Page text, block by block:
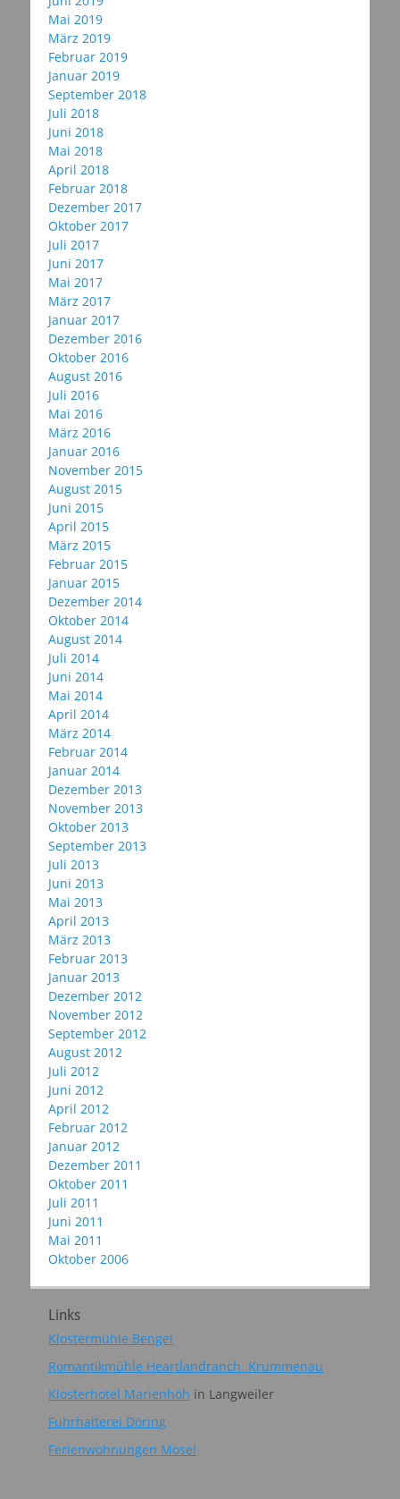
Mai 2019
März 2019
Februar 2019
Januar 2019
September 2018
Juli 2018
Juni 2018
Mai 2018
April 2018
Februar 2018
Dezember 2017
Oktober 2017
Juli 2017
Juni 2017
Mai 2017
März 2017
Januar 2017
Dezember 2016
Oktober 2016
August 2016
Juli 2016
Mai 2016
März 2016
Januar 2016
November 2015
August 2015
Juni 2015
April 2015
März 2015
Februar 2015
Januar 2015
Dezember 2014
Oktober 2014
August 2014
Juli 2014
Juni 2014
Mai 2014
April 2014
März 2014
Februar 2014
Januar 2014
Dezember 2013
November 2013
Oktober 2013
September 2013
Juli 2013
Juni 2013
Mai 2013
April 2013
März 2013
Februar 2013
Januar 2013
Dezember 2012
November 2012
September 2012
August 2012
Juli 2012
Juni 2012
April 2012
Februar 2012
Januar 2012
Dezember 2011
Oktober 2011
Juli 2011
Juni 2011
Mai 2011
Oktober 2006
Links
Klostermühle Bengel
Romantikmühle Heartlandranch Krummenau
Klosterhotel Marienhöh in Langweiler
Fuhrhalterei Döring
Ferienwohnungen Mosel